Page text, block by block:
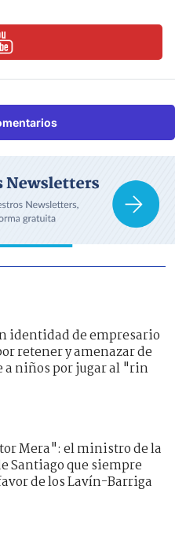
identidad de empresario
retener y amenazar de
a niños por jugar al "rin
Mera": el ministro de la
Santiago que siempre
de los Lavín-Barriga